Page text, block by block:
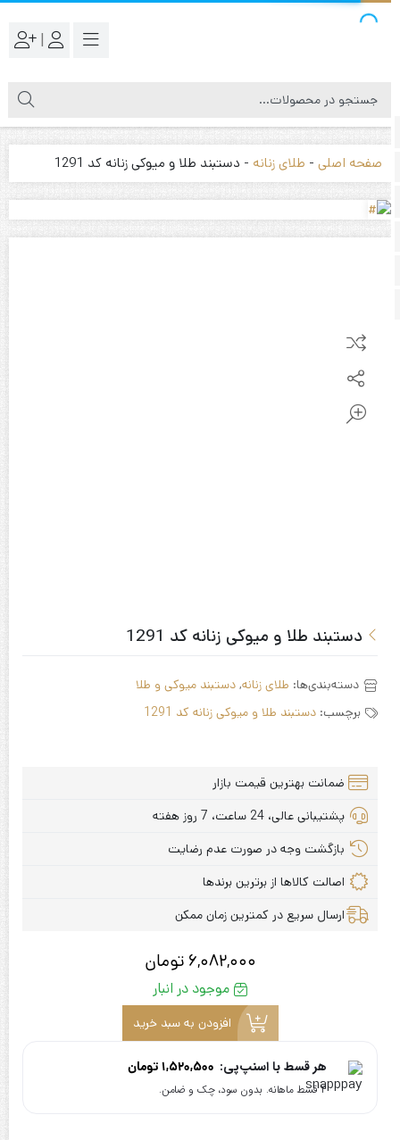
|
صفحه اصلی- طلای زنانه- دستبند طلا و میوکی زنانه کد 1291
دستبند طلا و میوکی زنانه کد 1291
دسته‌بندی‌ها:طلای زنانه,دستبند میوکی و طلا
برچسب:دستبند طلا و میوکی زنانه کد 1291
ضمانت بهترین قیمت بازار
پشتیبانی عالی، 24 ساعت، 7 روز هفته
بازگشت وجه در صورت عدم رضایت
اصالت کالاها از برترین برندها
ارسال سریع در کمترین زمان ممکن
6,082,000 تومان
موجود در انبار
افزودن به سبد خرید
هر قسط با اسنپ‌پی:1,520,500تومان
۴ قسط ماهانه. بدون سود، چک و ضامن.